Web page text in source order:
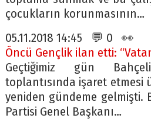
çocukların korunmasının…
05.11.2018 14:45 💬 0 👀
Öncü Gençlik ilan etti:
Geçtiğimiz gün
toplantısında işaret etmesi
yeniden gündeme gelmişti.
Partisi Genel Başkanı…